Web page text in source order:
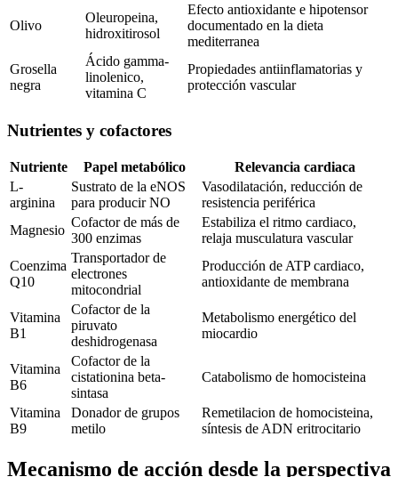
Olivo
Oleuropeina,
hidroxitirosol
Efecto antioxidante e hipotensor
documentado en la dieta
mediterranea
Grosella
negra
Ácido gamma-
linolenico,
vitamina C
Propiedades antiinflamatorias y
protección vascular
Nutrientes y cofactores
Nutriente Papel metabólico
Relevancia cardiaca
L-
arginina
Sustrato de la eNOS
para producir NO
Vasodilatación, reducción de
resistencia periférica
Magnesio
Cofactor de más de
300 enzimas
Estabiliza el ritmo cardiaco,
relaja musculatura vascular
Coenzima
Q10
Transportador de
electrones
mitocondrial
Producción de ATP cardiaco,
antioxidante de membrana
Vitamina
B1
Cofactor de la
piruvato
deshidrogenasa
Metabolismo energético del
miocardio
Vitamina
B6
Cofactor de la
cistationina beta-
sintasa
Catabolismo de homocisteina
Vitamina
B9
Donador de grupos
metilo
Remetilacion de homocisteina,
síntesis de ADN eritrocitario
Mecanismo de acción desde la perspectiva